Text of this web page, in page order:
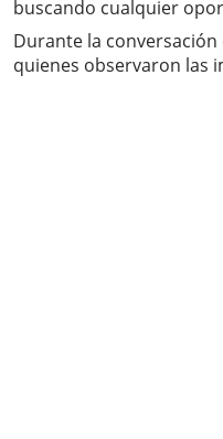
buscando cualquier
Durante la
quienes observaron las